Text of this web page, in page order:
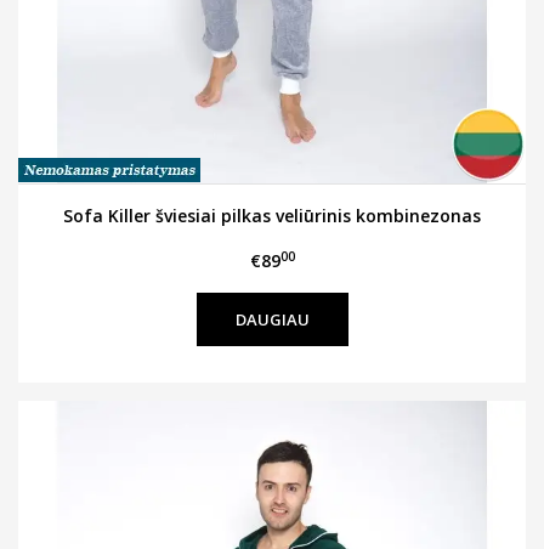
Sofa Killer šviesiai pilkas veliūrinis kombinezonas
€8900
DAUGIAU